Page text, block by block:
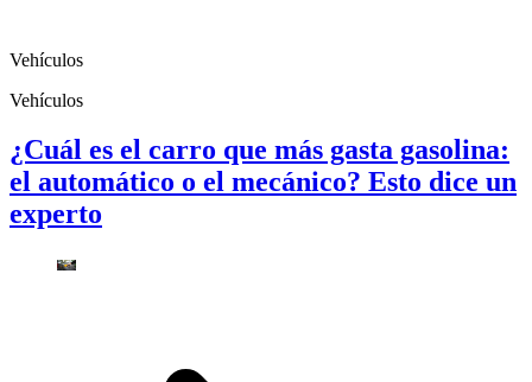
Vehículos
Vehículos
¿Cuál es el carro que más gasta gasolina:
el automático o el mecánico? Esto dice un
experto